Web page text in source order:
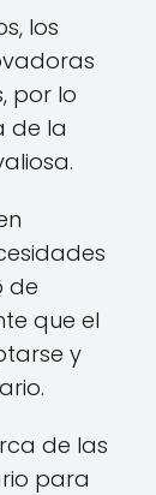
los
por lo
de la
de
que el
y
de las
para